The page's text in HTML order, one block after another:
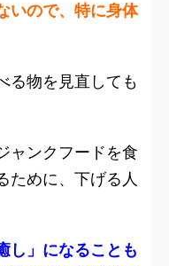
いので、特に身体
る物を見直しても
ャンクフードを食
ために、下げる人
し」になることも